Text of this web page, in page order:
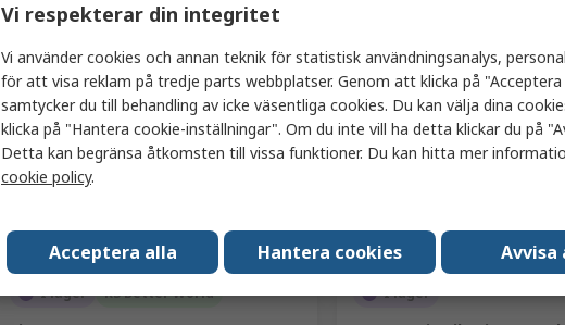
Lägg i korgen
Jämföra Jämföra
I lager RS Better World I lager
Vi respekterar din integritet
Vi använder cookies och annan teknik för statistisk användningsanalys,
för att visa reklam på tredje parts webbplatser. Genom att klicka på "Acceptera
samtycker du till behandling av icke väsentliga cookies. Du kan välja dina
klicka på "Hantera cookie-inställningar". Om du inte vill ha detta klickar du på
Detta kan begränsa åtkomsten till vissa funktioner. Du kan hitta mer
cookie policy.
Acceptera alla Hantera cookies Avvisa